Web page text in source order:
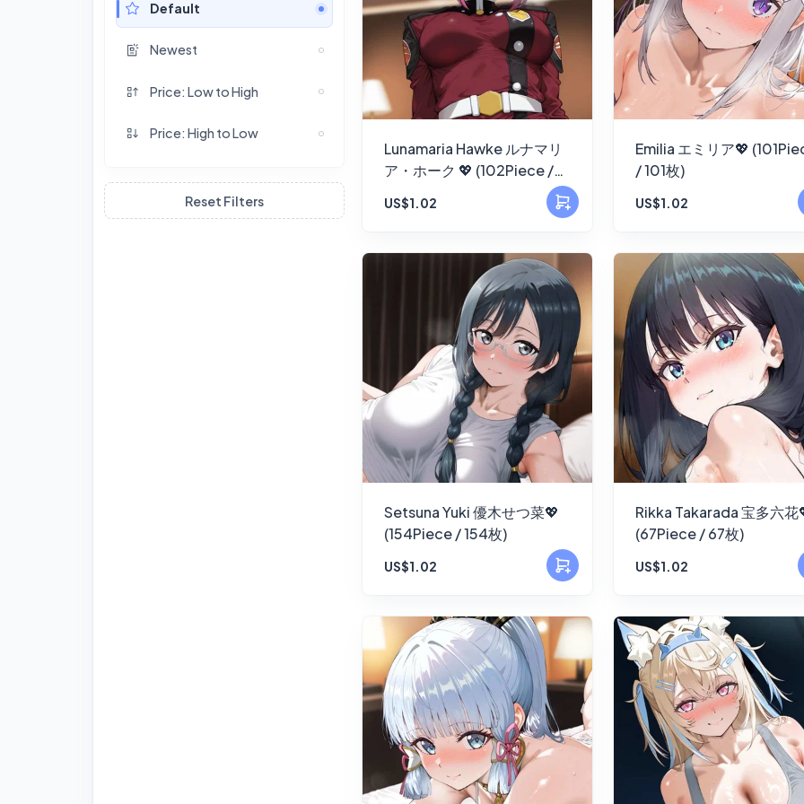
Default
Newest
Price: Low to High
Price: High to Low
Reset Filters
Lunamaria Hawke ルナマリ
ア・ホーク 💖 (102Piece /
US$1.02
Emilia エミリア💖
/ 101枚)
US$1.02
Setsuna Yuki 優木せつ菜💖
(154Piece / 154枚)
US$1.02
Rikka Takarada 宝多六花
(67Piece / 67枚)
US$1.02